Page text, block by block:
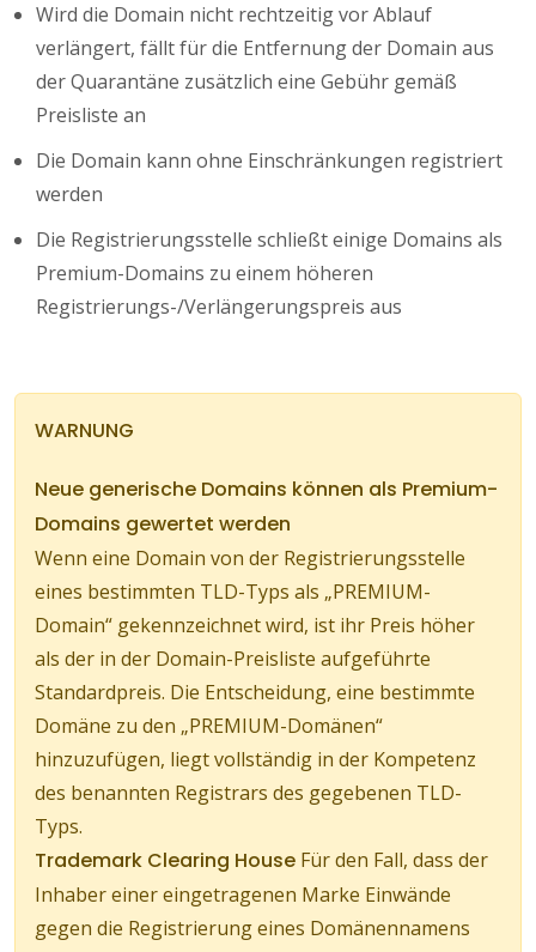
Wird die Domain nicht rechtzeitig vor Ablauf
verlängert, fällt für die Entfernung der Domain aus
der Quarantäne zusätzlich eine Gebühr gemäß
Preisliste an
Die Domain kann ohne Einschränkungen registriert
werden
Die Registrierungsstelle schließt einige Domains als
Premium-Domains zu einem höheren
Registrierungs-/Verlängerungspreis aus
WARNUNG
Neue generische Domains können als Premium-
Domains gewertet werden
Wenn eine Domain von der Registrierungsstelle
eines bestimmten TLD-Typs als „PREMIUM-
Domain“ gekennzeichnet wird, ist ihr Preis höher
als der in der Domain-Preisliste aufgeführte
Standardpreis. Die Entscheidung, eine bestimmte
Domäne zu den „PREMIUM-Domänen“
hinzuzufügen, liegt vollständig in der Kompetenz
des benannten Registrars des gegebenen TLD-
Typs.
Trademark Clearing House Für den Fall, dass der
Inhaber einer eingetragenen Marke Einwände
gegen die Registrierung eines Domänennamens